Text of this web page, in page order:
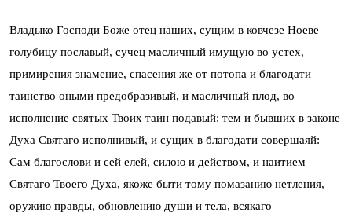
Владыко Господи Боже отец наших, сущим в ковчезе Ноеве
голубицу пославый, сучец масличный имущую во устех,
примирения знамение, спасения же от потопа и благодати
таинство оными предобразивый, и масличный плод, во
исполнение святых Твоих таин подавый: тем и бывших в законе
Духа Святаго исполнивый, и сущих в благодати совершаяй:
Сам благослови и сей елей, силою и действом, и наитием
Святаго Твоего Духа, якоже быти тому помазанию нетления,
оружию правды, обновлению души и тела, всякаго